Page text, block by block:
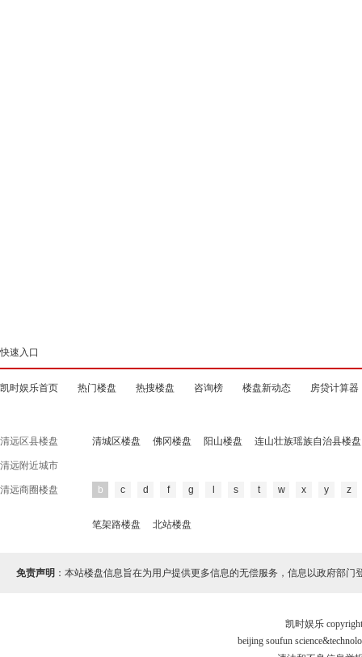
快速入口
凯时娱乐首页 热门楼盘 热搜楼盘 咨询榜 楼盘新动态 房贷计算器
清远区县楼盘 清城区楼盘 佛冈楼盘 阳山楼盘 连山壮族瑶族自治县楼盘
清远附近城市
清远商圈楼盘 b c d f g s t w x y z
笔架路楼盘 北站楼盘
免责声明 ：本站楼盘信息旨在为用户提供更多信息的无偿服务，信息以政府部门
凯时娱乐
beijing soufun